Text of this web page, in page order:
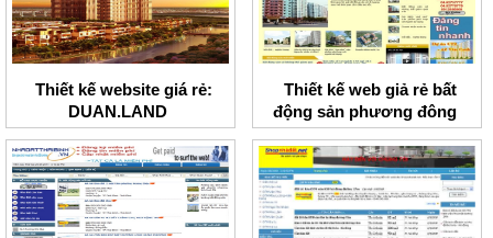
Thiết kế website giá rẻ:
DUAN.LAND
Thiết kế web giả rẻ bất
động sản phương đông